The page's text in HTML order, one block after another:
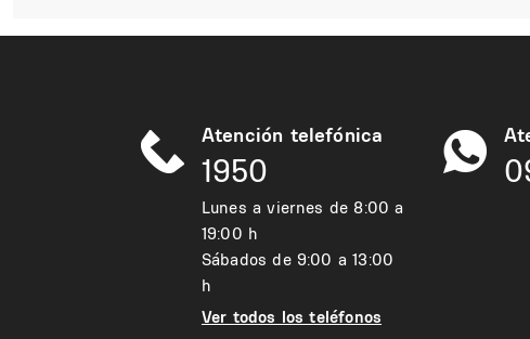
Atención telefónica
1950
Lunes a viernes de 8:00 a
19:00 h
Sábados de 9:00 a 13:00
h
Ver todos los teléfonos